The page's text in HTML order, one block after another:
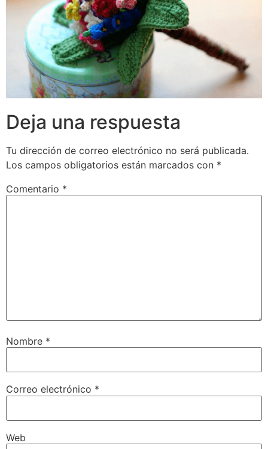
Deja una respuesta
Tu dirección de correo electrónico no será publicada.
Los campos obligatorios están marcados con *
Comentario *
Nombre *
Correo electrónico *
Web